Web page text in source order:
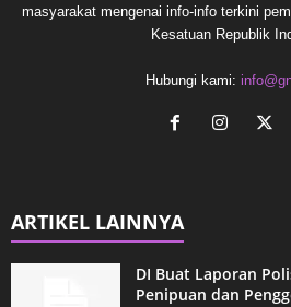
masyarakat mengenai info-info terkini
Kesatuan Republik
Hubungi kami:
ARTIKEL LAINNYA
DI Buat Laporan
Penipuan dan